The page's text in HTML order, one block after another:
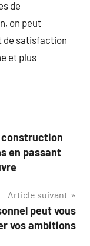
de
on peut
de satisfaction
et plus
construction
en passant
Article suivant
peut vous
vos ambitions